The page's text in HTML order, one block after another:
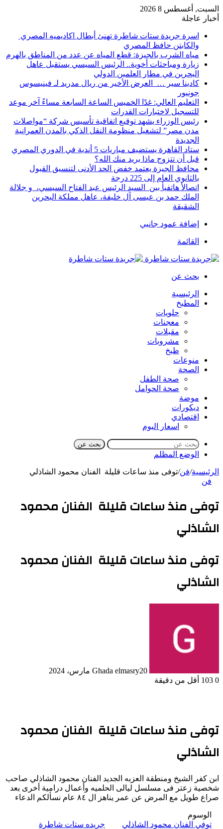
السبت, أغسطس 8 2026
أخبار عاجلة
اسرة جريدة ستات شاطرة تهنئ أبطال اكاديميه المصري
والكابتن حافظ المصري
مياه الشرب بالجيزة: قطع المياه عن عدد من المناطق بالهرم
زيارة ومباحثات أخوية.. الرئيس السيسي يستقبل عاهل
البحرين في مطار العلمين الدولي
كادينا سير … العرض الأخير من ريال مدريد لـ فينيسوس
جونيور
التعليم العالي: غدًا الخميس الساعة السابعة مساءً آخر موعد
للتسجيل لاختبارات القدرات
رئيس الوزراء يشهد توقيع اتفاقية تأسيس شركة “مواصلات
مدن مصر” لتشغيل منظومة النقل الذكي بالمدن العمرانية
الجديدة
ستاد القاهرة يستضيف مباريات 5 أندية في الدوري المصري
قبل أن تتزوج ماذا يريد منك الله؟
محافظ الجيزة يعتمد خفض الحد الأدنى لتنسيق القبول
بالثانوي العام إلى 225 درجة
اتصالأ هاتفيأ بين السيد الرئيس عبد الفتاح السيسي، و جلالة
الملك حمد بن عيسى آل خليفة، عاهل مملكة البحرين
الشقيقة
إضافة عمود جانبي
القائمة
بحث عن
الرئيسية
المطبخ
حلويات
معجنات
مقبلات
مشروبات
طبخ
منوعات
الصحة
صحة الطفل
صحة الحوامل
موضة
ديكورات
اقتصادي
اسعار اليوم
بحث عن
الوضع المظلم
الرئيسية/فن/توفى منذ ساعات قليلة الفنان محمود الشاذلي
فن
توفى منذ ساعات قليلة الفنان محمود
الشاذلي
توفى منذ ساعات قليلة الفنان محمود
الشاذلي
Ghada elmasry20 مارس، 2024
0
أقل من دقيقة
توفى منذ ساعات قليلة الفنان محمود
الشاذلي
ابن كفر الشيخ ومنطقة العزبه الجديد الفنان محمود الشاذلي صاحب
شخصية زعتر فى مسلسل ليالى الحلميه وأعمال درامية أخرى بعد
صراع طويل مع المرض عن عمر يناهز ال ٨٤ عام نسألكم الدعاء
الوسوم
توفي الفنان محمود الشاذلي
جريده ستات شاطرة